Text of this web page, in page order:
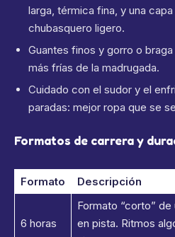
larga, térmica fina, y una
chubasquero ligero.
Guantes finos y gorro o
más frías de la madrugada.
Cuidado con el sudor y el
paradas: mejor ropa que se
Formatos de carrera y
Formato Descripción
6 horas
Formato “corto”
en pista. Ritmos